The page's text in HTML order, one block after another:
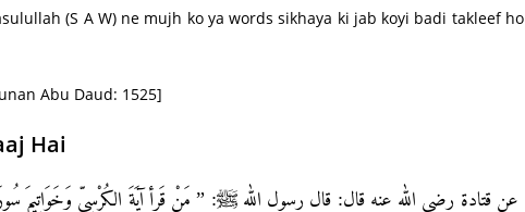
(S A W) ne mujh ko ya words sikhaya ki jab koyi badi takleef ho
Abu Daud: 1525]
Hai
عن قتادة رضي الله عنه قال: قال رسول الله ﷺ: ” مَنْ قَرأ آيَةَ الكُرْسِيّ وَخَوَاتِيمَ